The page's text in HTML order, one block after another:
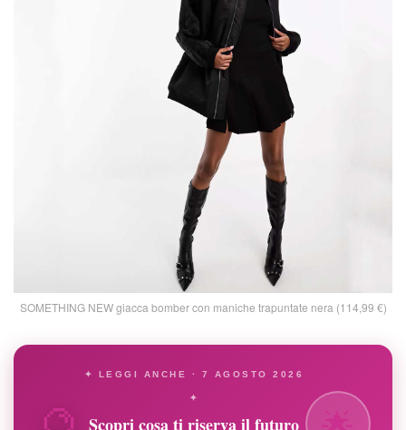
SOMETHING NEW giacca bomber con maniche trapuntate nera (114,99 €)
✦ LEGGI ANCHE · 7 AGOSTO 2026
✦
Scopri cosa ti riserva il futuro